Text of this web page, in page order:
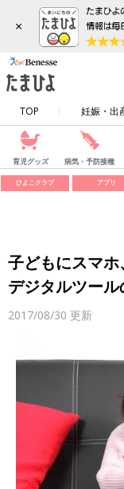
×
TOP 妊娠・出
育児グッズ 病気・予防接種
ひよこクラブ アプリ
子どもにスマホ
デジタルツー
2017/08/30 更新